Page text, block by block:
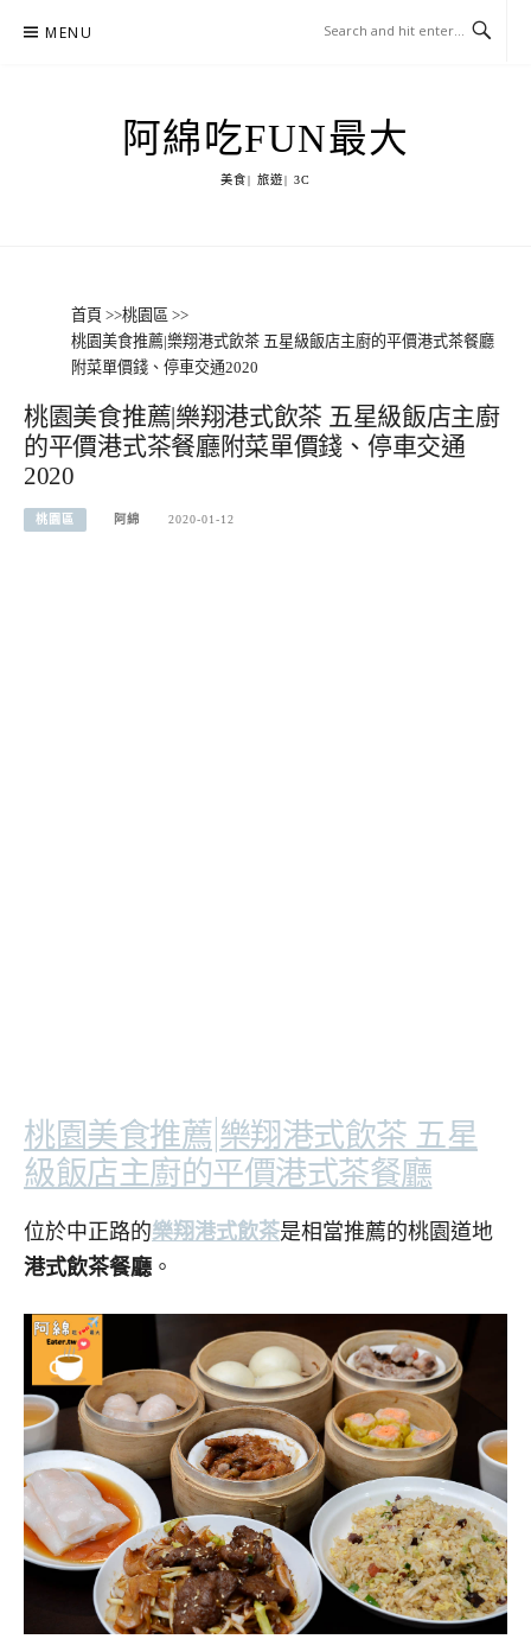
MENU
阿綿吃FUN最大
美食| 旅遊| 3C
首頁 >>桃園區 >>
桃園美食推薦|樂翔港式飲茶 五星級飯店主廚的平價港式茶餐廳
附菜單價錢、停車交通2020
桃園美食推薦|樂翔港式飲茶 五星級飯店主廚
的平價港式茶餐廳附菜單價錢、停車交通
2020
桃園區 阿綿 2020-01-12
桃園美食推薦|樂翔港式飲茶 五星
級飯店主廚的平價港式茶餐廳
位於中正路的樂翔港式飲茶是相當推薦的桃園道地
港式飲茶餐廳 。